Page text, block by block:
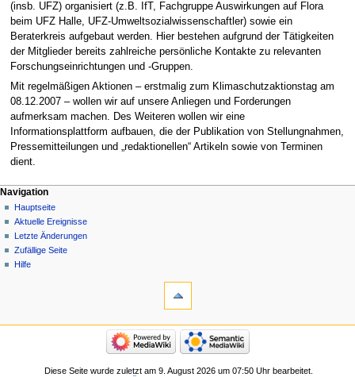
(insb. UFZ) organisiert (z.B. IfT, Fachgruppe Auswirkungen auf Flora
beim UFZ Halle, UFZ-Umweltsozialwissenschaftler) sowie ein
Beraterkreis aufgebaut werden. Hier bestehen aufgrund der Tätigkeiten
der Mitglieder bereits zahlreiche persönliche Kontakte zu relevanten
Forschungseinrichtungen und -Gruppen.
Mit regelmäßigen Aktionen – erstmalig zum Klimaschutzaktionstag am
08.12.2007 – wollen wir auf unsere Anliegen und Forderungen
aufmerksam machen. Des Weiteren wollen wir eine
Informationsplattform aufbauen, die der Publikation von Stellungnahmen,
Pressemitteilungen und „redaktionellen“ Artikeln sowie von Terminen
dient.
Navigation
Hauptseite
Aktuelle Ereignisse
Letzte Änderungen
Zufällige Seite
Hilfe
Diese Seite wurde zuletzt am 9. August 2026 um 07:50 Uhr bearbeitet.